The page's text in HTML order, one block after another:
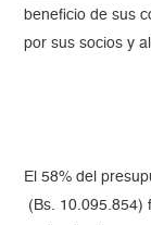
beneficio de sus
por sus socios y
El 58% del
(Bs. 10.095.854)